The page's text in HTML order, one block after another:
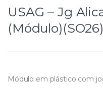
USAG – Jg
Módulo em plástico com